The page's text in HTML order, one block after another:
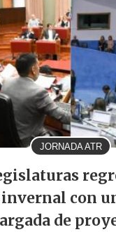
JORNADA ATR
invernal con
de